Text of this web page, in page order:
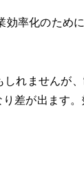
率化のため
れませんが
差が出ます